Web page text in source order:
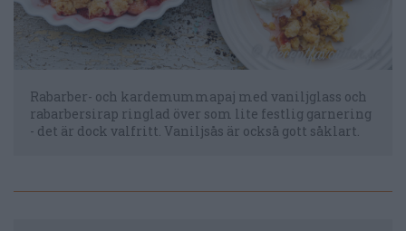
Rabarber- och kardemummapaj med vaniljglass och
rabarbersirap ringlad över som lite festlig garnering
- det är dock valfritt. Vaniljsås är också gott såklart.